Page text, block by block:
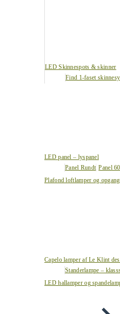
LED Skinnespots & skinner
Find 1-faset
LED panel – lyspanel
Panel Rundt Panel
Plafond loftlamper og
Capelo lamper af Le Klint
Standerlampe –
LED hallamper og